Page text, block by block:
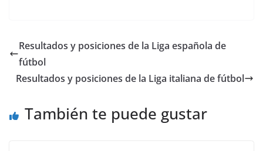
para desempeñar el
cargo. Bolton ha sido el
asesor de Seguridad…
Resultados y posiciones de la Liga española de
fútbol
Resultados y posiciones de la Liga italiana de fútbol
También te puede gustar